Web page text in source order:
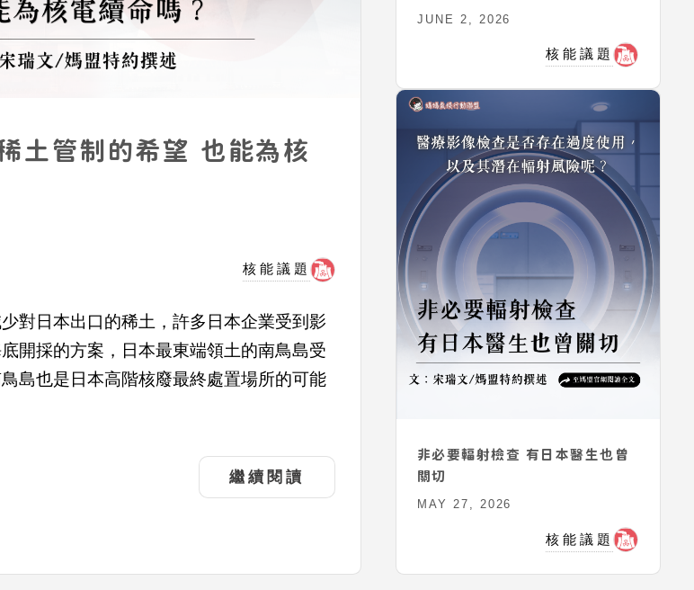
土管制的希望 也能為核
核能議題
對日本出口的稀土，許多日本企業受到影
開採的方案，日本最東端領土的南鳥島受
島也是日本高階核廢最終處置場所的可能
繼續閱讀
JUNE 2, 2026
核能議題
非必要輻射檢查 有日本醫生也曾
關切
MAY 27, 2026
核能議題